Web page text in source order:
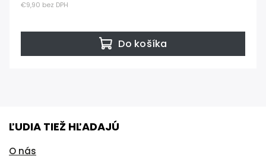
€9,90 bez DPH
Do košíka
ĽUDIA TIEŽ HĽADAJÚ
O nás